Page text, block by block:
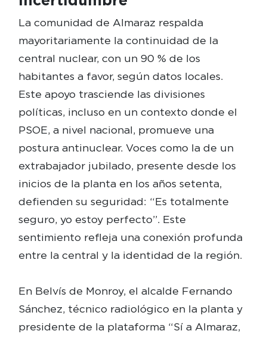
La comunidad de Almaraz respalda
mayoritariamente la continuidad de la
central nuclear, con un 90 % de los
habitantes a favor, según datos locales.
Este apoyo trasciende las divisiones
políticas, incluso en un contexto donde el
PSOE, a nivel nacional, promueve una
postura antinuclear. Voces como la de un
extrabajador jubilado, presente desde los
inicios de la planta en los años setenta,
defienden su seguridad: “Es totalmente
seguro, yo estoy perfecto”. Este
sentimiento refleja una conexión profunda
entre la central y la identidad de la región.
En Belvís de Monroy, el alcalde Fernando
Sánchez, técnico radiológico en la planta y
presidente de la plataforma “Sí a Almaraz,